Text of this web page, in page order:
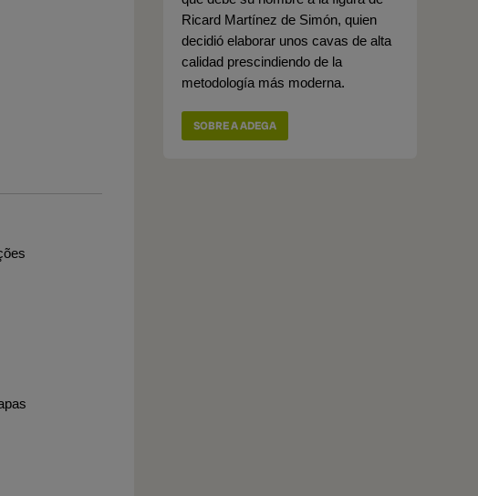
Ricard Martínez de Simón, quien
decidió elaborar unos cavas de alta
calidad prescindiendo de la
metodología más moderna.
SOBRE A ADEGA